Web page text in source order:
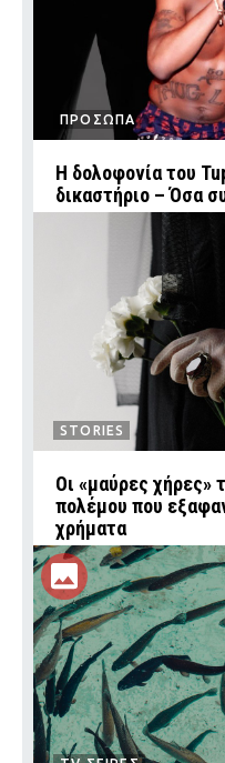
ΠΡΟΣΩΠΑ
Η δολοφονία του
δικαστήριο – Όσα
STORIES
Οι «μαύρες χήρες»
πολέμου που
χρήματα